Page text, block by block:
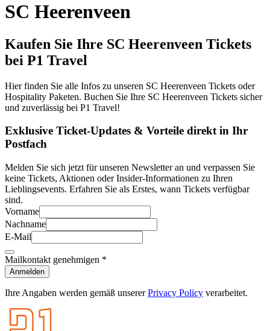
SC Heerenveen
Kaufen Sie Ihre SC Heerenveen Tickets
bei P1 Travel
Hier finden Sie alle Infos zu unseren SC Heerenveen Tickets oder
Hospitality Paketen. Buchen Sie Ihre SC Heerenveen Tickets sicher
und zuverlässig bei P1 Travel!
Exklusive Ticket-Updates & Vorteile direkt in Ihr
Postfach
Melden Sie sich jetzt für unseren Newsletter an und verpassen Sie
keine Tickets, Aktionen oder Insider-Informationen zu Ihren
Lieblingsevents. Erfahren Sie als Erstes, wann Tickets verfügbar
sind.
Vorname
Nachname
E-Mail
Mailkontakt genehmigen *
Anmelden
Ihre Angaben werden gemäß unsererPrivacy Policy verarbeitet.